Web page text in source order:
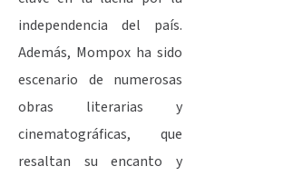
independencia del país.
Además, Mompox ha sido
escenario de numerosas
obras literarias y
cinematográficas, que
resaltan su encanto y